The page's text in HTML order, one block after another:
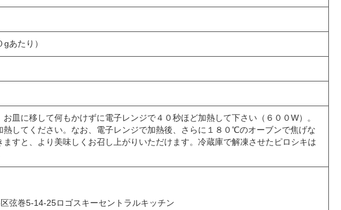
あたり）
皿に移して何もかけずに電子レンジで４０秒ほど加熱して下さい（６００W）。
してください。なお、電子レンジで加熱後、さらに１８０℃のオーブンで焦げな
すと、より美味しくお召し上がりいただけます。冷蔵庫で解凍させたピロシキは
弦巻5-14-25ロゴスキーセントラルキッチン